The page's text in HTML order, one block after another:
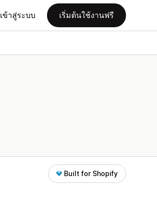
เข้าสู่ระบบ เริ่มต้นใช้งานฟรี
Built for Shopify